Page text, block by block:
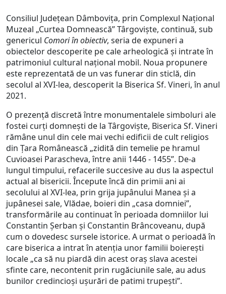
Consiliul Județean Dâmbovița, prin Complexul Național
Muzeal „Curtea Domnească” Târgoviște, continuă, sub
genericul Comori în obiectiv, seria de expuneri a
obiectelor descoperite pe cale arheologică și intrate în
patrimoniul cultural național mobil. Noua propunere
este reprezentată de un vas funerar din sticlă, din
secolul al XVI-lea, descoperit la Biserica Sf. Vineri, în anul
2021.
O prezență discretă între monumentalele simboluri ale
fostei curți domnești de la Târgoviște, Biserica Sf. Vineri
rămâne unul din cele mai vechi edificii de cult religios
din Țara Românească „zidită din temelie pe hramul
Cuvioasei Parascheva, între anii 1446 - 1455”. De-a
lungul timpului, refacerile succesive au dus la aspectul
actual al bisericii. Începute încă din primii ani ai
secolului al XVI-lea, prin grija jupânului Manea și a
jupânesei sale, Vlădae, boieri din „casa domniei”,
transformările au continuat în perioada domniilor lui
Constantin Șerban și Constantin Brâncoveanu, după
cum o dovedesc sursele istorice. A urmat o perioadă în
care biserica a intrat în atenția unor familii boierești
locale „ca să nu piardă din acest oraș slava acestei
sfinte care, necontenit prin rugăciunile sale, au adus
bunilor credincioși ușurări de patimi trupești”.